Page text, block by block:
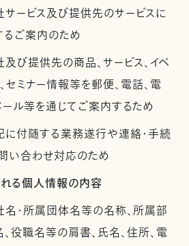
サービス及び提供先のサービスに
るご案内のため
及び提供先の商品、サービス、イベ
セミナー情報等を郵便、電話、電
ール等を通じてご案内するため
に付随する業務遂行や連絡・手続
問い合わせ対応のため
る個人情報の内容
名・所属団体名等の名称、所属部
役職名等の肩書、氏名、住所、電